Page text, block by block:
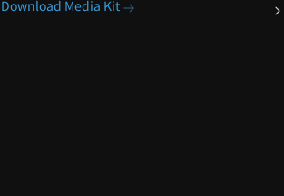
Download Media Kit